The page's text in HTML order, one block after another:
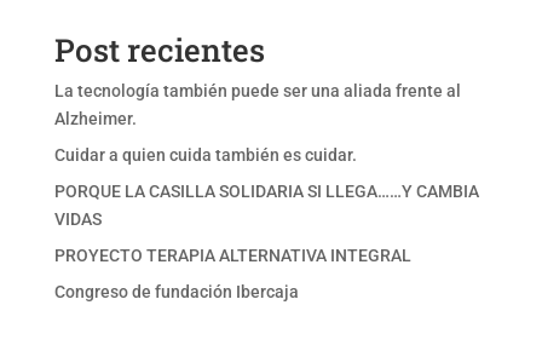
Post recientes
La tecnología también puede ser una aliada frente al
Alzheimer.
Cuidar a quien cuida también es cuidar.
PORQUE LA CASILLA SOLIDARIA SI LLEGA……Y CAMBIA
VIDAS
PROYECTO TERAPIA ALTERNATIVA INTEGRAL
Congreso de fundación Ibercaja